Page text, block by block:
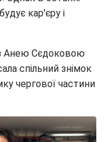
кар'єру і
Анею Сєдоковою
спільний знімок
чергової частини